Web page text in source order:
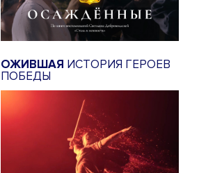
ОЖИВШАЯ ИСТОРИЯ ГЕРОЕВ
ПОБЕДЫ